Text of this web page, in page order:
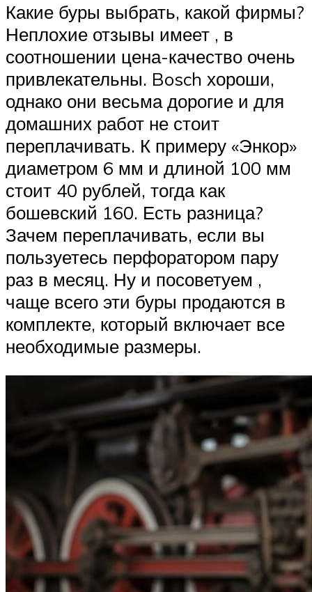
Какие буры выбрать, какой фирмы?
Неплохие отзывы имеет , в
соотношении цена-качество очень
привлекательны. Bosch хороши,
однако они весьма дорогие и для
домашних работ не стоит
переплачивать. К примеру «Энкор»
диаметром 6 мм и длиной 100 мм
стоит 40 рублей, тогда как
бошевский 160. Есть разница?
Зачем переплачивать, если вы
пользуетесь перфоратором пару
раз в месяц. Ну и посоветуем ,
чаще всего эти буры продаются в
комплекте, который включает все
необходимые размеры.